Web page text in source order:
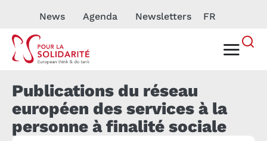
News Agenda Newsletters FR
Publications du réseau
européen des services à la
personne à finalité sociale